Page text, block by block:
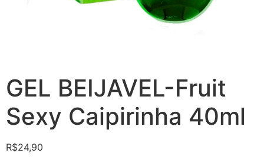
GEL BEIJAVEL-Fruit
Sexy Caipirinha 40ml
R$24,90